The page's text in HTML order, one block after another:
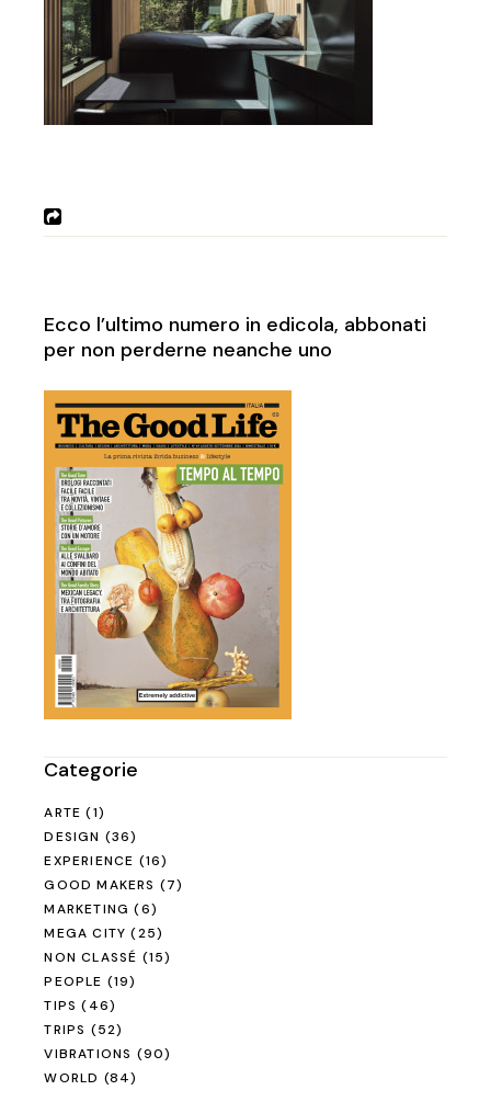
Ecco l’ultimo numero in edicola, abbonati
per non perderne neanche uno
Categorie
ARTE (1)
DESIGN (36)
EXPERIENCE (16)
GOOD MAKERS (7)
MARKETING (6)
MEGA CITY (25)
NON CLASSÉ (15)
PEOPLE (19)
TIPS (46)
TRIPS (52)
VIBRATIONS (90)
WORLD (84)